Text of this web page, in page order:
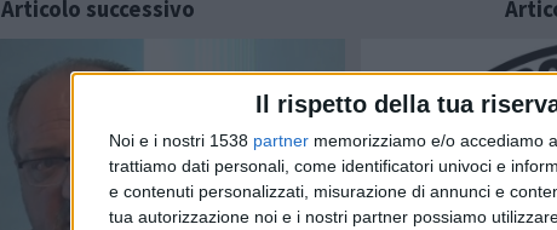
Il rispetto della tua
Noi e i nostri 1538 partner memorizziamo e/o accediamo
trattiamo dati personali, come identificatori univoci e
e contenuti personalizzati, misurazione di annunci e
tua autorizzazione noi e i nostri partner possiamo
Articolo successivo